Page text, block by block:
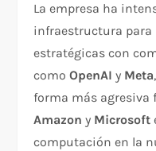
La empresa ha
infraestructura para
estratégicas con
comoOpenAI y Meta
forma más agresiva
Amazon y Microsoft
computación en la